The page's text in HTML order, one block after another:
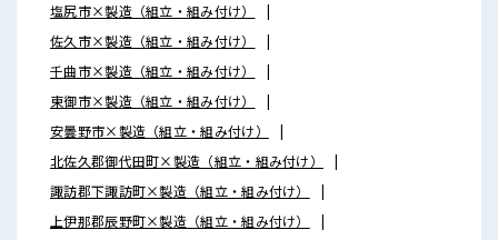
塩尻市×製造（組立・組み付け）
佐久市×製造（組立・組み付け）
千曲市×製造（組立・組み付け）
東御市×製造（組立・組み付け）
安曇野市×製造（組立・組み付け）
北佐久郡御代田町×製造（組立・組み付け）
諏訪郡下諏訪町×製造（組立・組み付け）
上伊那郡辰野町×製造（組立・組み付け）